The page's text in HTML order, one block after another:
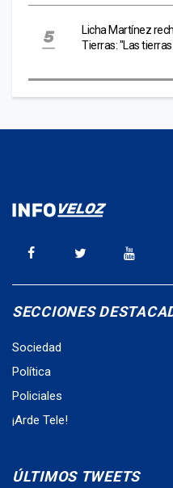
Licha Martínez
Tierras: "Las
SECCIONES
Sociedad
Política
Policiales
¡Arde Tele!
ÚLTIMOS TWEETS